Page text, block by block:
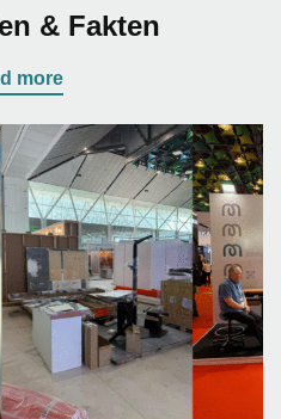
& Fakten
more